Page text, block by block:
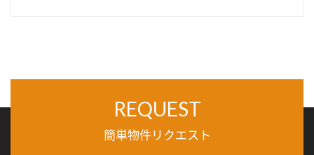
REQUEST
簡単物件リクエスト